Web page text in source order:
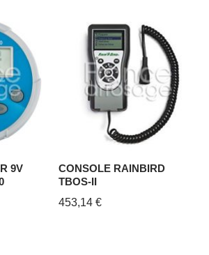
9V
CONSOLE RAINBIRD
TBOS-II
453,14€